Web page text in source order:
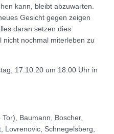
kann, bleibt abzuwarten.
Gesicht gegen zeigen
daran setzen dies
nicht nochmal miterleben zu
17.10.20 um 18:00 Uhr in
Baumann, Boscher,
Lovrenovic, Schnegelsberg,